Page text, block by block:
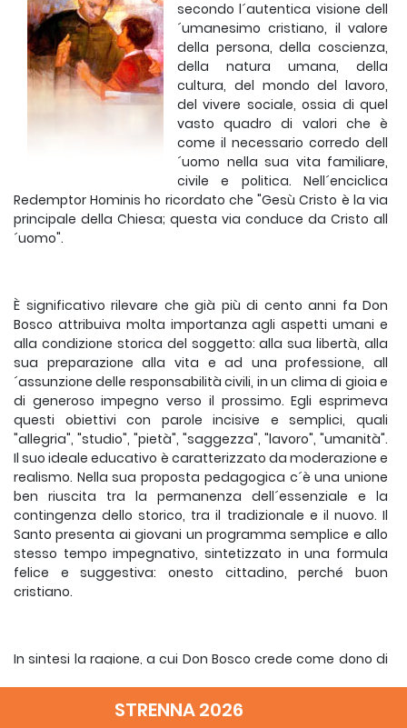
secondo l´autentica visione dell
´umanesimo cristiano, il valore
della persona, della coscienza,
della natura umana, della
cultura, del mondo del lavoro,
del vivere sociale, ossia di quel
vasto quadro di valori che è
come il necessario corredo dell
´uomo nella sua vita familiare,
civile e politica. Nell´enciclica
Redemptor Hominis ho ricordato che "Gesù Cristo è la via
principale della Chiesa; questa via conduce da Cristo all
´uomo".
È significativo rilevare che già più di cento anni fa Don
Bosco attribuiva molta importanza agli aspetti umani e
alla condizione storica del soggetto: alla sua libertà, alla
sua preparazione alla vita e ad una professione, all
´assunzione delle responsabilità civili, in un clima di gioia e
di generoso impegno verso il prossimo. Egli esprimeva
questi obiettivi con parole incisive e semplici, quali
"allegria", "studio", "pietà", "saggezza", "lavoro", "umanità".
Il suo ideale educativo è caratterizzato da moderazione e
realismo. Nella sua proposta pedagogica c´è una unione
ben riuscita tra la permanenza dell´essenziale e la
contingenza dello storico, tra il tradizionale e il nuovo. Il
Santo presenta ai giovani un programma semplice e allo
stesso tempo impegnativo, sintetizzato in una formula
felice e suggestiva: onesto cittadino, perché buon
cristiano.
In sintesi la ragione, a cui Don Bosco crede come dono di
i modi da usare. La ragione invita i giovani ad un rapporto
STRENNA 2026